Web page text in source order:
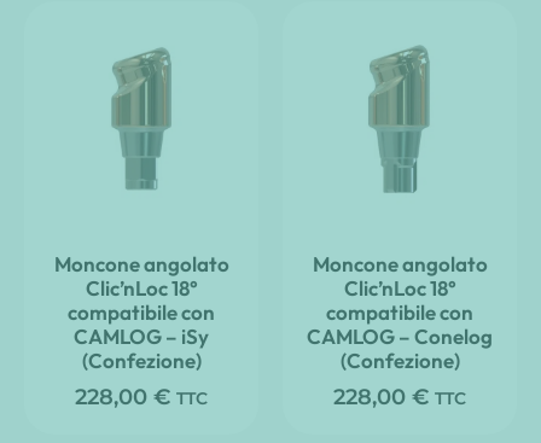
Moncone angolato
Clic’nLoc 18°
compatibile con
CAMLOG – iSy
(Confezione)
228,00 € TTC
Moncone angolato
Clic’nLoc 18°
compatibile con
CAMLOG – Conelog
(Confezione)
228,00 € TTC